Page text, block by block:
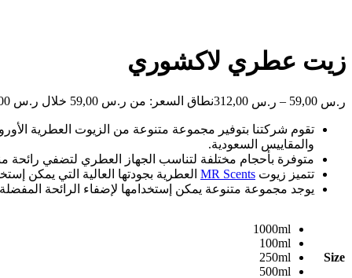
زيت عطري لاكشوري
ر.س – ر.س نطاق السعر: من ⁦ر.س 59,00⁩ خلال ⁦ر.س 312,00⁩
تقوم شركتنا بتوفير مجموعة متنوعة من الزيوت العطرية
والمقاييس السعودية.
متوفرة بأحجام مختلفة لتناسب الجهاز العطري لتضفي رائحة
تتميز زيوت MR Scents العطرية بجودتها العالية التي يمكن
يوجد مجموعة متنوعة يمكن إستخدامها لإضفاء الرائحة
Size
1000ml
100ml
250ml
500ml